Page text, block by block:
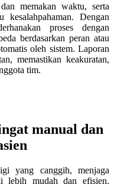
memakan waktu, serta
kesalahpahaman. Dengan
proses dengan
berdasarkan peran atau
oleh sistem. Laporan
memastikan keakuratan,
tim.
manual dan
yang canggih, menjaga
lebih mudah dan efisien.